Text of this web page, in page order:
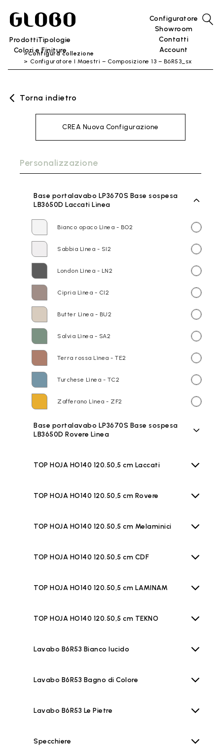
ProdottiTipologie
Colori e Finiture
Configuratore
Showroom
Contatti
Account
Configura collezione
Configuratore I Maestri – Composizione 13 – B6R53_sx
Torna indietro
CREA Nuova Configurazione
Personalizzazione
Base portalavabo LP3670S Base sospesa
LB3650D Laccati Lìnea
Bianco opaco Lìnea - BO2
Sabbia Lìnea - SI2
London Lìnea - LN2
Cipria Lìnea - CI2
Butter Lìnea - BU2
Salvia Lìnea - SA2
Terra rossa Lìnea - TE2
Turchese Lìnea - TC2
Zafferano Lìnea - ZF2
Base portalavabo LP3670S Base sospesa
LB3650D Rovere Lìnea
TOP HOJA HO140 120.50,5 cm Laccati
TOP HOJA HO140 120.50,5 cm Rovere
TOP HOJA HO140 120.50,5 cm Melaminici
TOP HOJA HO140 120.50,5 cm CDF
TOP HOJA HO140 120.50,5 cm LAMINAM
TOP HOJA HO140 120.50,5 cm TEKNO
Lavabo B6R53 Bianco lucido
Lavabo B6R53 Bagno di Colore
Lavabo B6R53 Le Pietre
Specchiere